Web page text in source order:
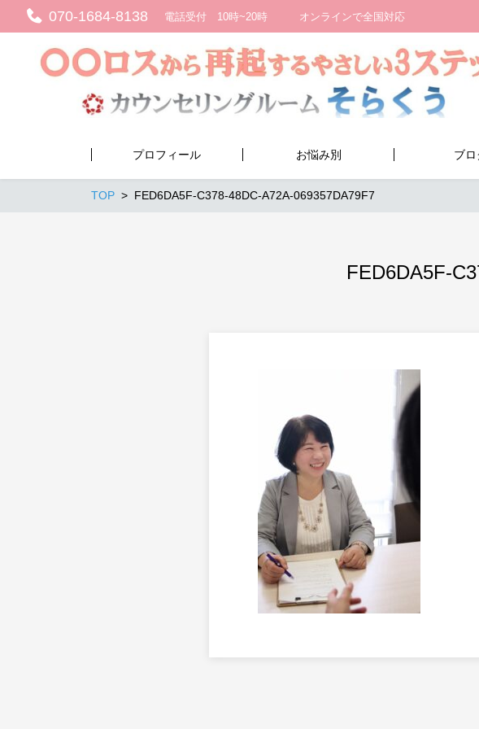
070-1684-8138 電話受付 10時~20時 オンラインで全国対応
プロフィール お悩み別 ブロ
TOP FED6DA5F-C378-48DC-A72A-069357DA79F7
FED6DA5F-